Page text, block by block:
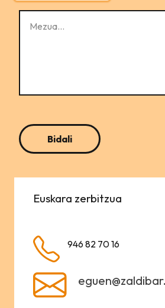
Euskara zerbitzua
946 82 70 16